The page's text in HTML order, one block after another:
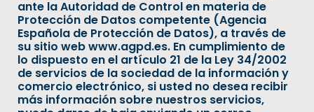
ante la Autoridad de Control en materia de
Protección de Datos competente (Agencia
Española de Protección de Datos), a través de
su sitio web www.agpd.es. En cumplimiento de
lo dispuesto en el artículo 21 de la Ley 34/2002
de servicios de la sociedad de la información y
comercio electrónico, si usted no desea recibir
más información sobre nuestros servicios,